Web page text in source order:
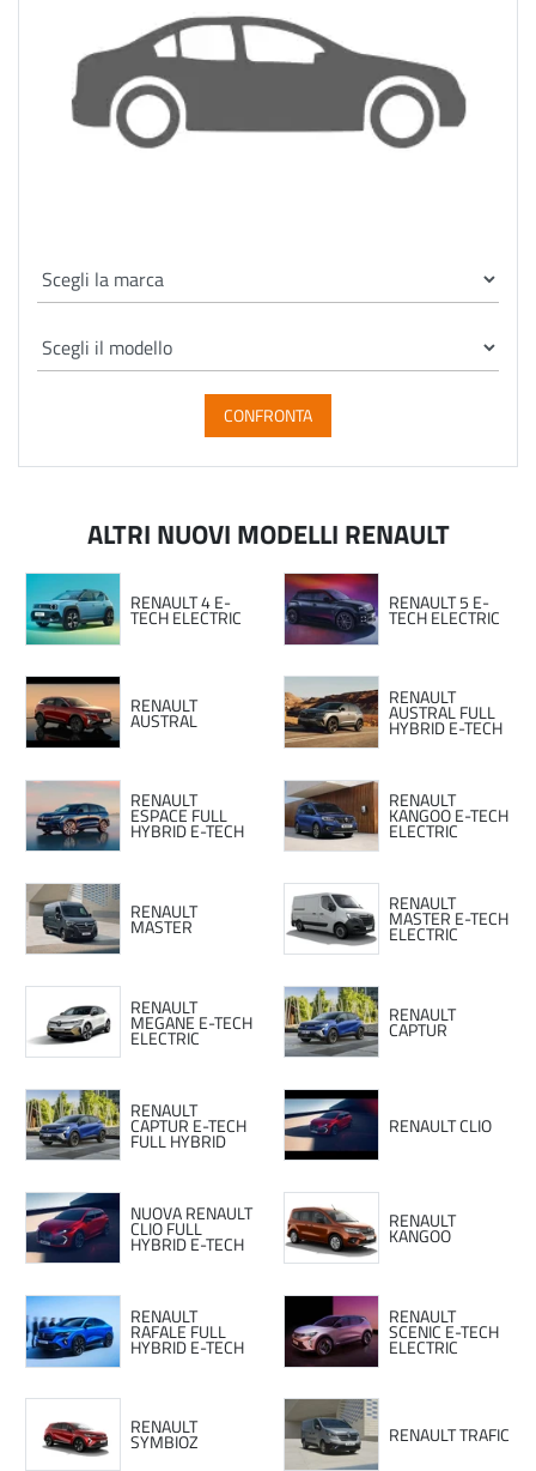
CONFRONTA
ALTRI NUOVI MODELLI RENAULT
RENAULT 4 E-
TECH ELECTRIC
RENAULT 5 E-
TECH ELECTRIC
RENAULT
AUSTRAL
RENAULT
AUSTRAL FULL
HYBRID E-TECH
RENAULT
ESPACE FULL
HYBRID E-TECH
RENAULT
KANGOO E-TECH
ELECTRIC
RENAULT
MASTER
RENAULT
MASTER E-TECH
ELECTRIC
RENAULT
MEGANE E-TECH
ELECTRIC
RENAULT
CAPTUR
RENAULT
CAPTUR E-TECH
FULL HYBRID
RENAULT CLIO
NUOVA RENAULT
CLIO FULL
HYBRID E-TECH
RENAULT
KANGOO
RENAULT
RAFALE FULL
HYBRID E-TECH
RENAULT
SCENIC E-TECH
ELECTRIC
RENAULT
SYMBIOZ RENAULT TRAFIC